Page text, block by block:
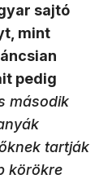
sajtó
mint
pedig
második
tartják
körökre